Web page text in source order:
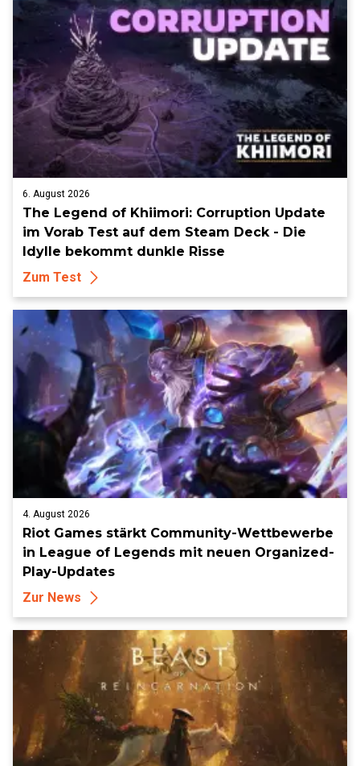
6. August 2026
The Legend of Khiimori: Corruption Update
im Vorab Test auf dem Steam Deck - Die
Idylle bekommt dunkle Risse
Zum Test
4. August 2026
Riot Games stärkt Community-Wettbewerbe
in League of Legends mit neuen Organized-
Play-Updates
Zur News